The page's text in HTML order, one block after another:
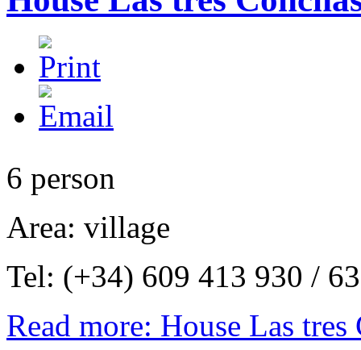
6 person
Area: village
Tel: (+34) 609 413 930 /
Read more: House Las tres